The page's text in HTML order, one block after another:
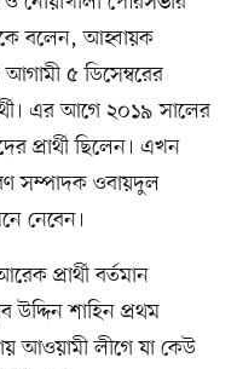
বলেন, আহ্বায়ক
আগামী ৫ ডিসেম্বরের
এর আগে ২০১৯ সালের
প্রার্থী ছিলেন। এখন
সম্পাদক ওবায়দুল
নেবেন।
প্রার্থী বর্তমান
শাহিন প্রথম
আওয়ামী লীগে যা কেউ